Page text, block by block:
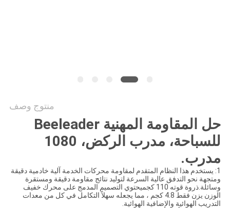
منتوج وصف
حل المقاومة المهنية Beeleader
للسباحة، مدرب الركض، 1080
مدرب.
1: يستخدم هذا النظام المتقدم لمقاومة محركات الخدمة آلية خادمية دقيقة
ومتجهة نحو التدفق عالية السرعة لتوليد نتائج مقاومة دقيقة ومستقرة
وسائلة.ذروة قوته 110 كجميحتوي التصميم المدمج على محرك خفيف
الوزن يزن فقط 4.8 كجم ، مما يجعله سهلاً التكامل في كل من معدات
التدريب الهوائية والإضافية الهوائية.